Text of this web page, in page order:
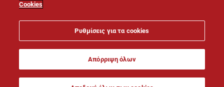
Site map Επικοινωνία
Νομική σημείωση
Πολιτική Προστασίας Προσωπικών Δεδομένων
Cookies
Ρυθμίσεις για τα cookies
Απόρριψη όλων